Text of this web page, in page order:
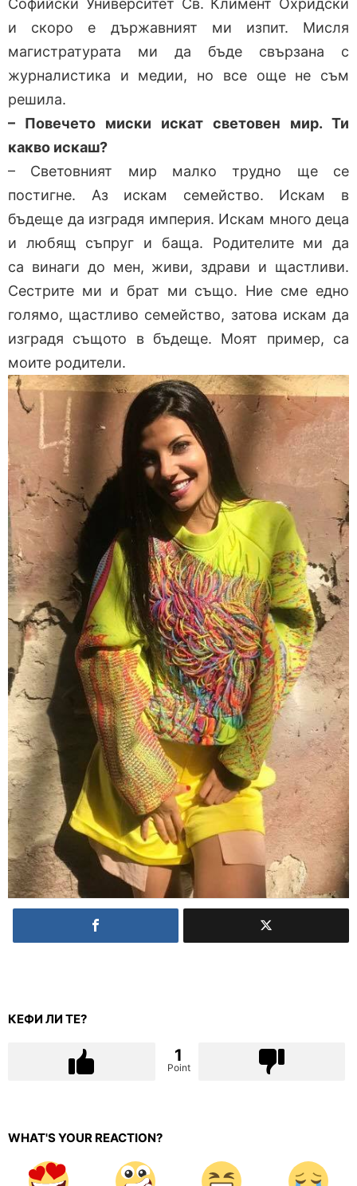
Софийски Университет Св. Климент Охридски
и скоро е държавният ми изпит. Мисля
магистратурата ми да бъде свързана с
журналистика и медии, но все още не съм
решила.
– Повечето миски искат световен мир. Ти
какво искаш?
– Световният мир малко трудно ще се
постигне. Аз искам семейство. Искам в
бъдеще да изградя империя. Искам много деца
и любящ съпруг и баща. Родителите ми да
са винаги до мен, живи, здрави и щастливи.
Сестрите ми и брат ми също. Ние сме едно
голямо, щастливо семейство, затова искам да
изградя същото в бъдеще. Моят пример, са
моите родители.
КЕФИ ЛИ ТЕ?
1
Point
WHAT'S YOUR REACTION?